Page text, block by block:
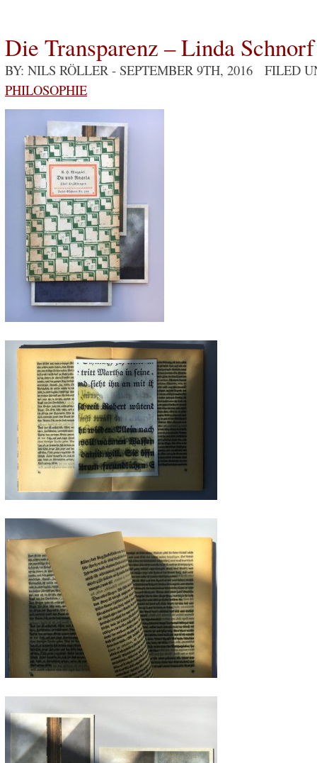
Die Transparenz – Linda Schnorf
BY: NILS RÖLLER - SEPTEMBER 9TH, 2016 FILED
PHILOSOPHIE